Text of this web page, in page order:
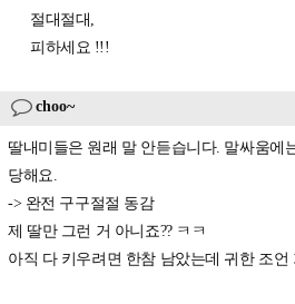
절대절대,
피하세요 !!!
choo~
딸내미들은 원래 말 안듣습니다. 말싸움에
당해요.
-> 완전 구구절절 동감
제 딸만 그런 거 아니죠?? ㅋㅋ
아직 다 키우려면 한참 남았는데 귀한 조